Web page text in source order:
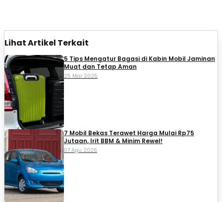
Lihat Artikel Terkait
5 Tips Mengatur Bagasi di Kabin Mobil Jaminan
Muat dan Tetap Aman
25 Mar 2025
7 Mobil Bekas Terawet Harga Mulai Rp75
Jutaan, Irit BBM & Minim Rewel!
07 Agu 2026